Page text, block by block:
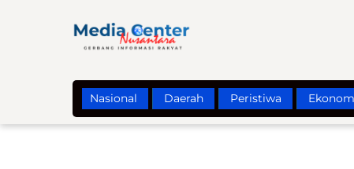
Nasional Daerah Peristiwa